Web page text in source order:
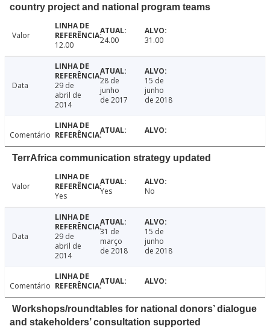
country project and national program teams
Valor
12.00
24.00 31.00
Data
29 de
abril de
2014
28 de
junho
de 2017
15 de
junho
de 2018
Comentário
TerrAfrica communication strategy updated
Valor
Yes
Yes No
Data
29 de
abril de
2014
31 de
março
de 2018
15 de
junho
de 2018
Comentário
Workshops/roundtables for national donors’ dialogue
and stakeholders’ consultation supported